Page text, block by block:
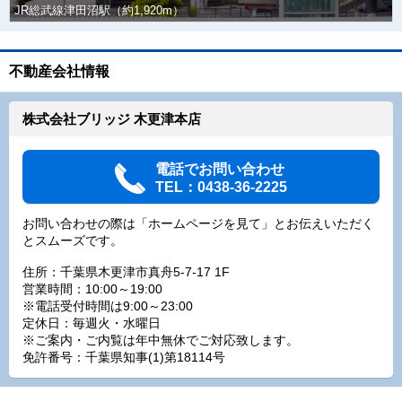
JR総武線津田沼駅（約1,920m）
不動産会社情報
株式会社ブリッジ 木更津本店
電話でお問い合わせ
TEL：0438-36-2225
お問い合わせの際は「ホームページを見て」とお伝えいただく
とスムーズです。
住所：千葉県木更津市真舟5-7-17 1F
営業時間：10:00～19:00
※電話受付時間は9:00～23:00
定休日：毎週火・水曜日
※ご案内・ご内覧は年中無休でご対応致します。
免許番号：千葉県知事(1)第18114号